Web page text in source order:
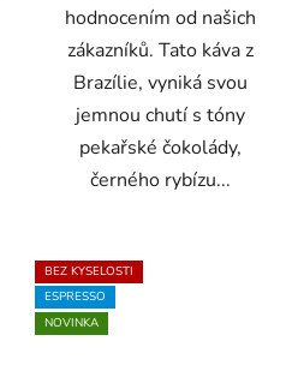
hodnocením od našich
zákazníků. Tato káva z
Brazílie, vyniká svou
jemnou chutí s tóny
pekařské čokolády,
černého rybízu...
BEZ KYSELOSTI
ESPRESSO
NOVINKA